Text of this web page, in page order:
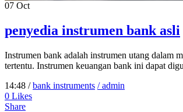
07 Oct
penyedia instrumen bank asli
Instrumen bank adalah instrumen utang dalam
tertentu. Instrumen keuangan bank ini dapat
14:48 /bank instruments / admin
0 Likes
Share